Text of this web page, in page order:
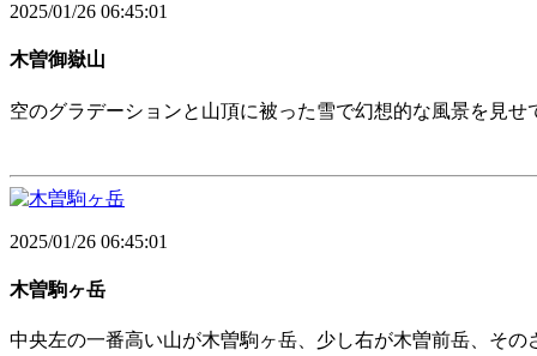
2025/01/26 06:45:01
木曽御嶽山
空のグラデーションと山頂に被った雪で幻想的な風景を見せ
2025/01/26 06:45:01
木曽駒ヶ岳
中央左の一番高い山が木曽駒ヶ岳、少し右が木曽前岳、その